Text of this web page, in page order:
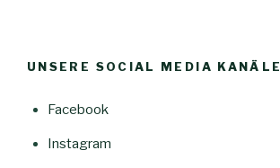
UNSERE SOCIAL MEDIA KANÄLE
Facebook
Instagram